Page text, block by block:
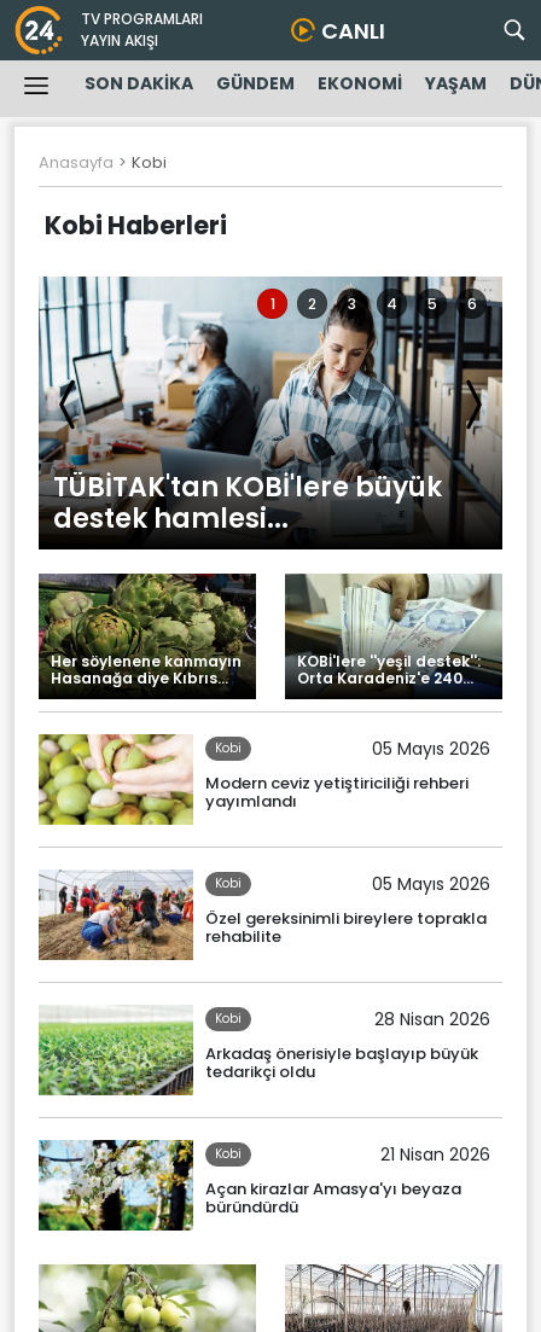
TV PROGRAMLARI
YAYIN AKIŞI
CANLI
SON DAKİKA GÜNDEM EKONOMİ YAŞAM
Anasayfa Kobi
Kobi Haberleri
TÜBİTAK'tan KOBİ'lere büyük
destek hamlesi...
1 2 3 4 5 6
Her söylenene kanmayın
Hasanağa diye Kıbrıs
enginarı almayın
KOBİ'lere ''yeşil destek'':
Orta Karadeniz'e 240
milyon liralık finansman
Kobi 05 Mayıs 2026
Modern ceviz yetiştiriciliği rehberi
yayımlandı
Kobi 05 Mayıs 2026
Özel gereksinimli bireylere toprakla
rehabilite
Kobi 28 Nisan 2026
Arkadaş önerisiyle başlayıp büyük
tedarikçi oldu
Kobi 21 Nisan 2026
Açan kirazlar Amasya'yı beyaza
büründürdü